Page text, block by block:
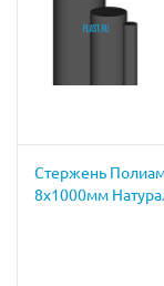
Cтержень
8х1000мм